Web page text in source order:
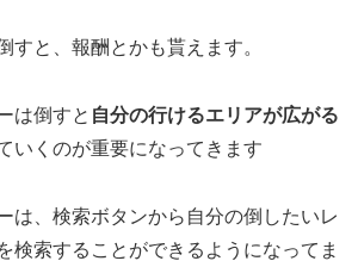
すと、報酬とかも貰えます。
は倒すと 自分の行けるエリアが広がる
いくのが重要になってきます
は、検索ボタンから自分の倒したいレ
検索することができるようになってま